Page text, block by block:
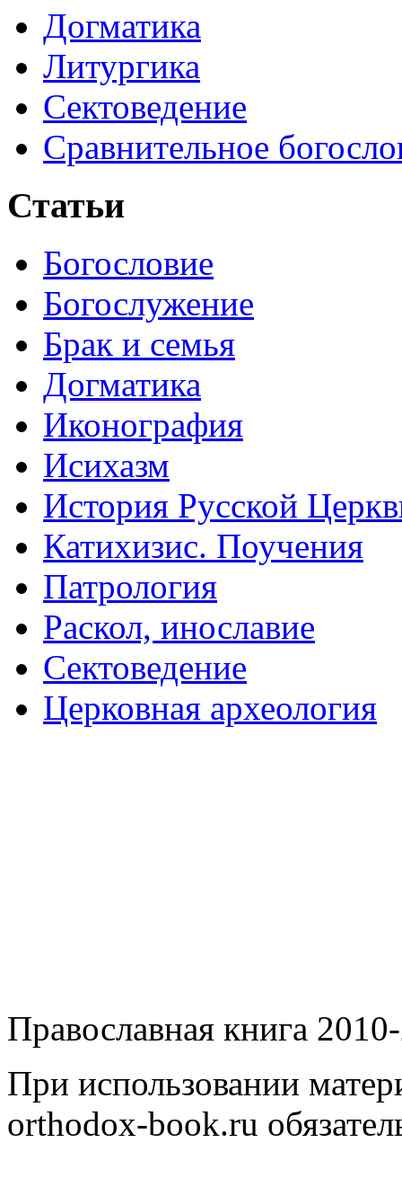
Догматика
Литургика
Сектоведение
Сравнительное
Статьи
Богословие
Богослужение
Брак и семья
Догматика
Иконография
Исихазм
История Русской
Катихизис. Поучения
Патрология
Раскол, инославие
Сектоведение
Церковная археология
Православная книга
При использовании
orthodox-book.ru